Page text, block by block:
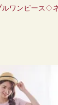
ルワンピース◇